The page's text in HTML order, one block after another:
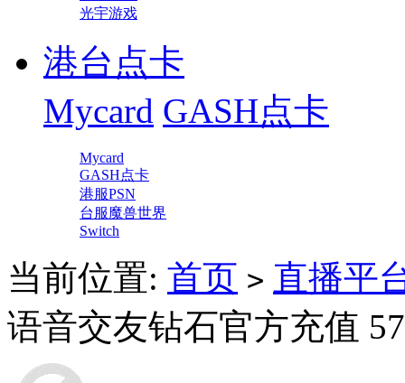
光宇游戏
港台点卡
Mycard GASH点卡
Mycard
GASH点卡
港服PSN
台服魔兽世界
Switch
当前位置: 首页 > 直播平
语音交友钻石官方充值